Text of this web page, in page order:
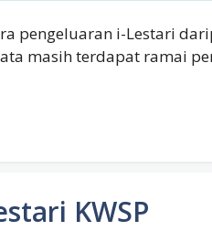
pengeluaran i-Lestari
masih terdapat ramai
KWSP